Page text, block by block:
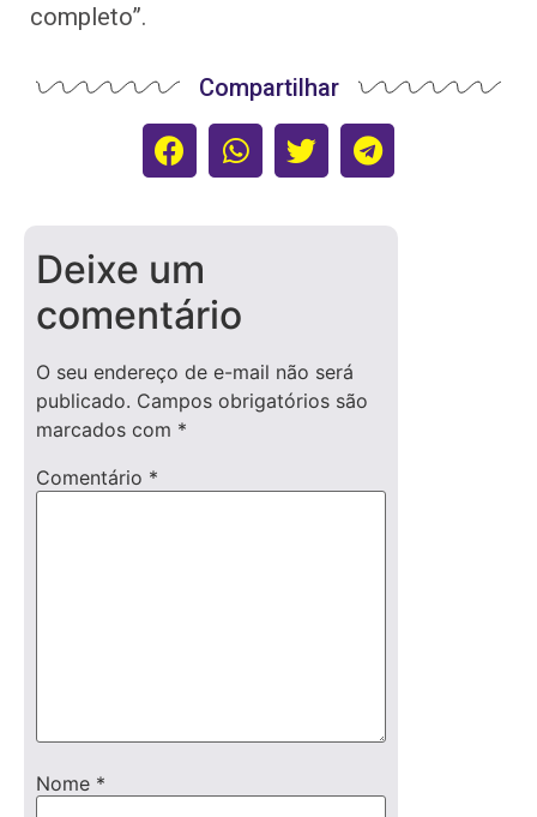
completo”.
Compartilhar
Deixe um
comentário
O seu endereço de e-mail não será
publicado. Campos obrigatórios são
marcados com *
Comentário *
Nome *